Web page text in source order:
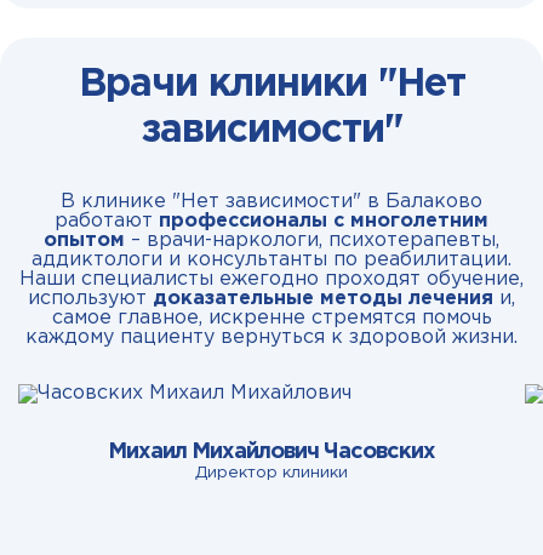
Врачи клиники "Нет
зависимости"
В клинике "Нет зависимости" в Балаково
работают профессионалы с многолетним
опытом – врачи-наркологи, психотерапевты,
аддиктологи и консультанты по реабилитации.
Наши специалисты ежегодно проходят обучение,
используют доказательные методы лечения и,
самое главное, искренне стремятся помочь
каждому пациенту вернуться к здоровой жизни.
Михаил Михайлович Часовских
Директор клиники